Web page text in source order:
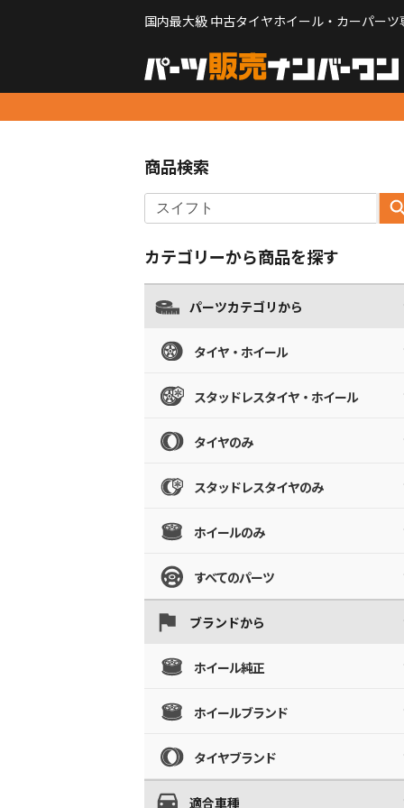
国内最大級 中古タイヤホイール・カーパーツ
商品検索
カテゴリーから商品を探す
パーツカテゴリから
タイヤ・ホイール
スタッドレスタイヤ・ホイール
タイヤのみ
スタッドレスタイヤのみ
ホイールのみ
すべてのパーツ
ブランドから
ホイール純正
ホイールブランド
タイヤブランド
適合車種